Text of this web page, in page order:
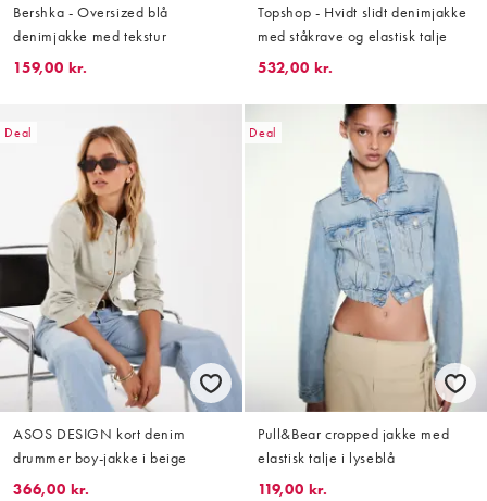
Bershka - Oversized blå
denimjakke med tekstur
159,00 kr.
Topshop - Hvidt slidt denimjakke
med ståkrave og elastisk talje
532,00 kr.
Deal
ASOS DESIGN kort denim
drummer boy-jakke i beige
366,00 kr.
Deal
Pull&Bear cropped jakke med
elastisk talje i lyseblå
119,00 kr.